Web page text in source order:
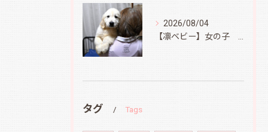
2026/08/04
【凛ベビー】女の子 Ⅱ
タグ Tags